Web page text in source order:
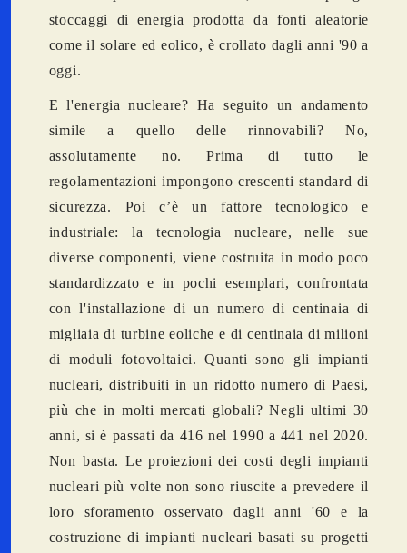
stoccaggi di energia prodotta da fonti aleatorie
come il solare ed eolico, è crollato dagli anni '90 a
oggi.
E l'energia nucleare? Ha seguito un andamento
simile a quello delle rinnovabili? No,
assolutamente no.
Prima di tutto le
regolamentazioni impongono crescenti standard di
sicurezza. Poi c’è un fattore tecnologico e
industriale: la tecnologia nucleare, nelle sue
diverse componenti, viene costruita in modo poco
standardizzato e in pochi esemplari, confrontata
con l'installazione di un numero di centinaia di
migliaia di turbine eoliche e di centinaia di milioni
di moduli fotovoltaici. Quanti sono gli impianti
nucleari, distribuiti in un ridotto numero di Paesi,
più che in molti mercati globali? Negli ultimi 30
anni, si è passati da 416 nel 1990 a 441 nel 2020.
Non basta. Le proiezioni dei costi degli impianti
nucleari più volte non sono riuscite a prevedere il
loro sforamento osservato dagli anni '60 e la
costruzione di impianti nucleari basati su progetti